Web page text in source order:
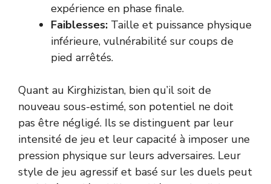
expérience en phase finale.
Faiblesses: Taille et puissance physique
inférieure, vulnérabilité sur coups de
pied arrêtés.
Quant au Kirghizistan, bien qu’il soit de
nouveau sous-estimé, son potentiel ne doit
pas être négligé. Ils se distinguent par leur
intensité de jeu et leur capacité à imposer une
pression physique sur leurs adversaires. Leur
style de jeu agressif et basé sur les duels peut